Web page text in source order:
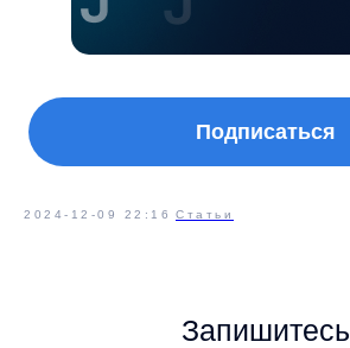
Подписаться
2024-12-09 22:16 Статьи
Запишитесь